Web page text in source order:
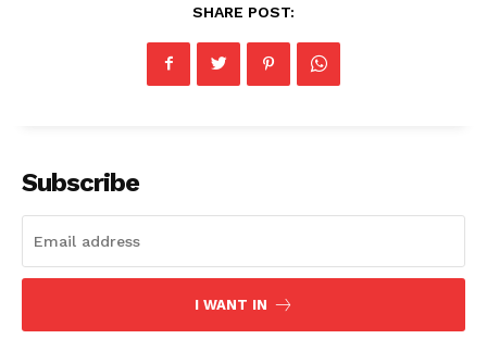
SHARE POST:
Subscribe
I WANT IN